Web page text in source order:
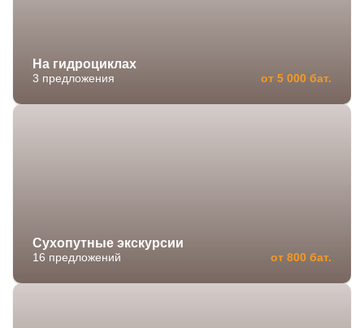
На гидроциклах
3 предложения от 5 000 бат.
Сухопутные экскурсии
16 предложений от 800 бат.